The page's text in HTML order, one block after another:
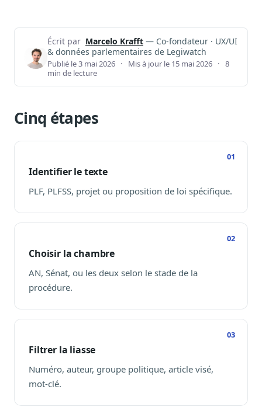
Affaires publiques
Cabinets, DRI, consultants en lobbying
Affaires réglementaires
Fédérations & plaidoyer
Préparez vos interventions et amendements
Journalistes
Chercheurs
Suivi par secteur
11 secteurs : énergie, santé, finance, numérique…
Six cas pour gagner du temps
Écrit par Marcelo Krafft — Co-fondateur · UX/UI
& données parlementaires de Legiwatch
Publié le 3 mai 2026 · Mis à jour le 15 mai 2026 · 8
min de lecture
Cinq étapes
Identifier le texte
PLF, PLFSS, projet ou proposition de loi spécifique.
Choisir la chambre
AN, Sénat, ou les deux selon le stade de la
procédure.
Filtrer la liasse
Numéro, auteur, groupe politique, article visé,
mot-clé.